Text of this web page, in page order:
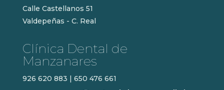
Calle Castellanos 51
Valdepeñas - C. Real
Clínica Dental de
Manzanares
926 620 883 | 650 476 661